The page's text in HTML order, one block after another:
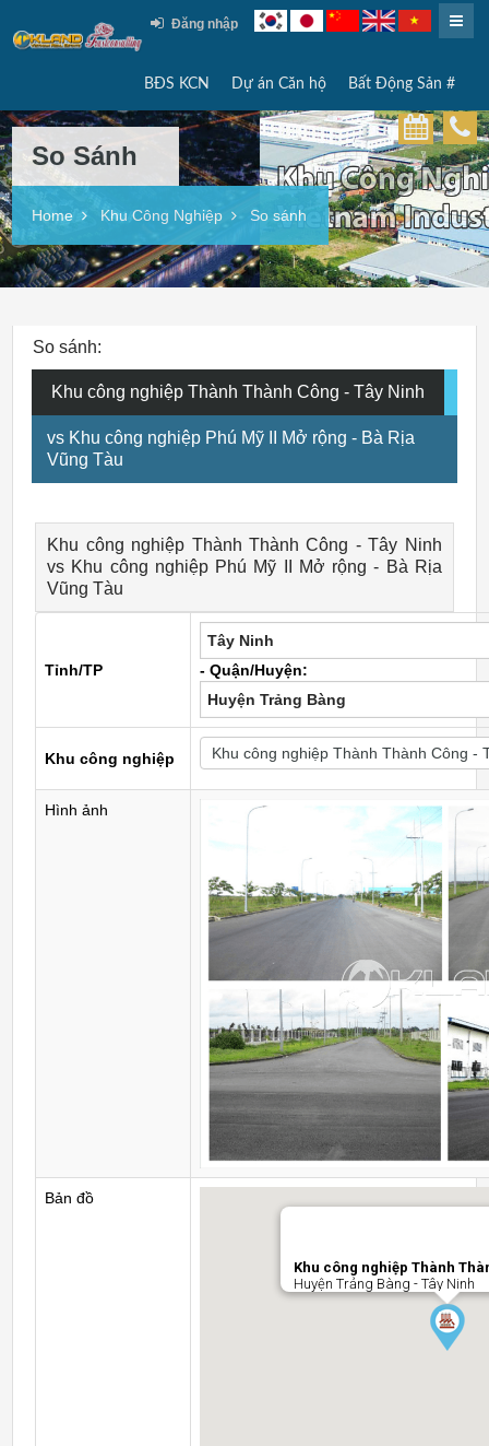
Đăng nhập
BĐS KCN Dự án Căn hộ Bất Động Sản #
So Sánh
Home Khu Công Nghiệp So sánh
So sánh:
Khu công nghiệp Thành Thành Công - Tây Ninh
vs Khu công nghiệp Phú Mỹ II Mở rộng - Bà Rịa
Vũng Tàu
Khu công nghiệp Thành Thành Công - Tây Ninh
vs Khu công nghiệp Phú Mỹ II Mở rộng - Bà Rịa
Vũng Tàu
Tỉnh/TP
Tây Ninh
- Quận/Huyện:
Huyện Trảng Bàng
Khu công nghiệp
Hình ảnh
Bản đồ
Khu công nghiệp Thành
Huyện Trảng Bàng - Tây Ninh